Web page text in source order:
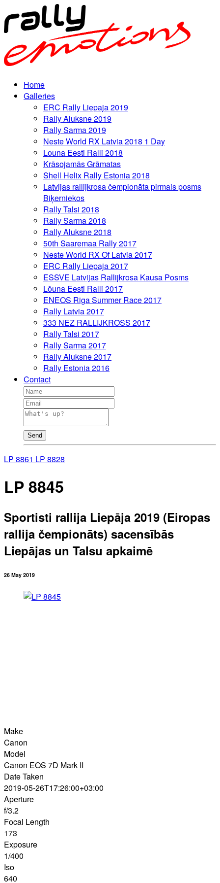
Home
Galleries
ERC Rally Liepaja 2019
Rally Aluksne 2019
Rally Sarma 2019
Neste World RX Latvia 2018 1 Day
Louna Eesti Ralli 2018
Krāsojamās Grāmatas
Shell Helix Rally Estonia 2018
Latvijas rallijkrosa čempionāta pirmais posms
Biķerniekos
Rally Talsi 2018
Rally Sarma 2018
Rally Aluksne 2018
50th Saaremaa Rally 2017
Neste World RX Of Latvia 2017
ERC Rally Liepaja 2017
ESSVE Latvijas Rallijkrosa Kausa Posms
Lõuna Eesti Ralli 2017
ENEOS Riga Summer Race 2017
Rally Latvia 2017
333 NEZ RALLIJKROSS 2017
Rally Talsi 2017
Rally Sarma 2017
Rally Aluksne 2017
Rally Estonia 2016
Contact
Send
LP 8861 LP 8828
LP 8845
Sportisti rallija Liepāja 2019 (Eiropas
rallija čempionāts) sacensībās
Liepājas un Talsu apkaimē
26 May 2019
Make
Canon
Model
Canon EOS 7D Mark II
Date Taken
2019-05-26T17:26:00+03:00
Aperture
f/3.2
Focal Length
173
Exposure
1/400
Iso
640